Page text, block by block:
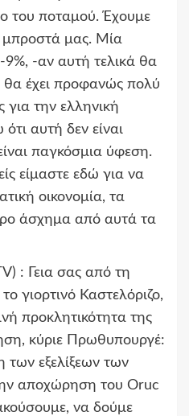
του ποταμού. Έχουμε
μπροστά μας. Μία
-αν αυτή τελικά θα
θα έχει προφανώς πολύ
για την ελληνική
αυτή δεν είναι
παγκόσμια ύφεση.
είμαστε εδώ για να
οικονομία, τα
άσχημα από αυτά τα
: Γεια σας από τη
γιορτινό Καστελόριζο,
προκλητικότητα της
κύριε Πρωθυπουργέ:
των εξελίξεων των
αποχώρηση του Oruc
να δούμε